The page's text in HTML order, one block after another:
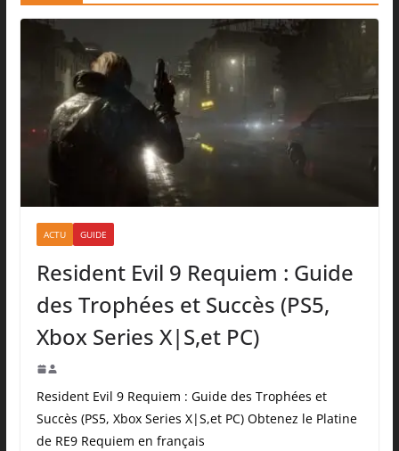
ACTU GUIDE
Resident Evil 9 Requiem : Guide
des Trophées et Succès (PS5,
Xbox Series X|S,et PC)
Resident Evil 9 Requiem : Guide des Trophées et
Succès (PS5, Xbox Series X|S,et PC) Obtenez le Platine
de RE9 Requiem en français